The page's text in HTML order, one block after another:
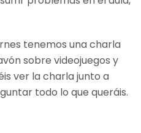
tenemos una charla
sobre videojuegos y
ver la charla junto a
todo lo que queráis.